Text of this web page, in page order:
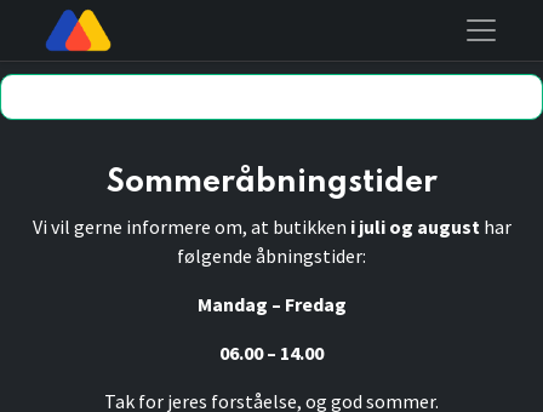
Sommeråbningstider
Vi vil gerne informere om, at butikken i juli og augusthar
følgende åbningstider:
Mandag – Fredag
06.00 – 14.00
Tak for jeres forståelse, og god sommer.